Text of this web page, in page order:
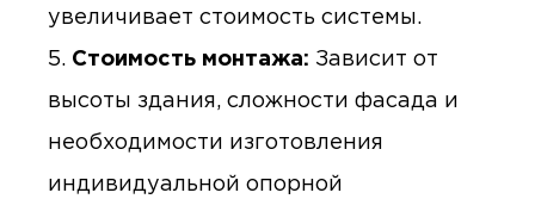
увеличивает стоимость системы.
Стоимость монтажа: Зависит от
высоты здания, сложности фасада и
необходимости изготовления
индивидуальной опорной